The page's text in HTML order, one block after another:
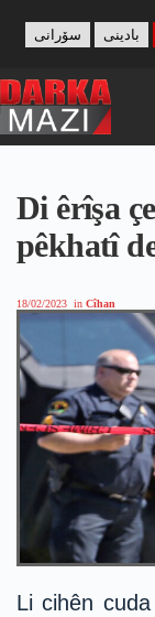
content
بادینی سۆرانی
Di êrîşa
pêkhatî
18/02/2023 in Cîhan
Li cihên